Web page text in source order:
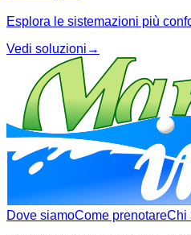
Esplora le sistemazioni più
Vedi soluzioni →
Dove siamoCome prenotareChi